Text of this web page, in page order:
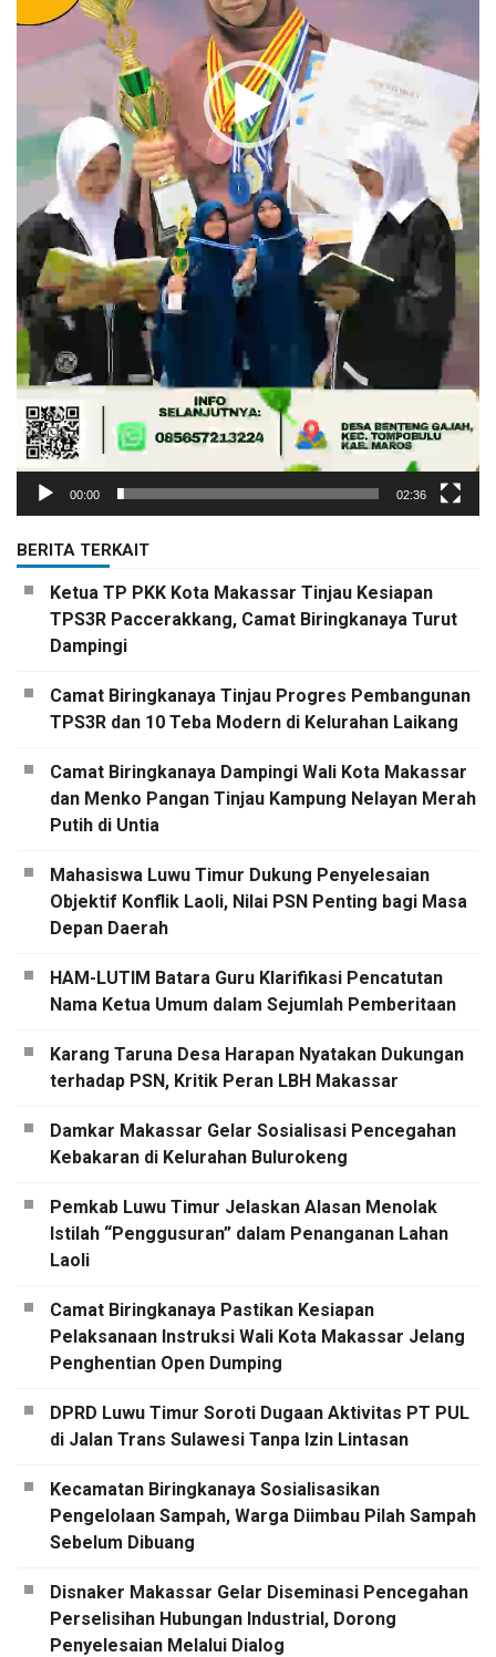
00:00 02:36
BERITA TERKAIT
Ketua TP PKK Kota Makassar Tinjau Kesiapan
TPS3R Paccerakkang, Camat Biringkanaya Turut
Dampingi
Camat Biringkanaya Tinjau Progres Pembangunan
TPS3R dan 10 Teba Modern di Kelurahan Laikang
Camat Biringkanaya Dampingi Wali Kota Makassar
dan Menko Pangan Tinjau Kampung Nelayan Merah
Putih di Untia
Mahasiswa Luwu Timur Dukung Penyelesaian
Objektif Konflik Laoli, Nilai PSN Penting bagi Masa
Depan Daerah
HAM-LUTIM Batara Guru Klarifikasi Pencatutan
Nama Ketua Umum dalam Sejumlah Pemberitaan
Karang Taruna Desa Harapan Nyatakan Dukungan
terhadap PSN, Kritik Peran LBH Makassar
Damkar Makassar Gelar Sosialisasi Pencegahan
Kebakaran di Kelurahan Bulurokeng
Pemkab Luwu Timur Jelaskan Alasan Menolak
Istilah “Penggusuran” dalam Penanganan Lahan
Laoli
Camat Biringkanaya Pastikan Kesiapan
Pelaksanaan Instruksi Wali Kota Makassar Jelang
Penghentian Open Dumping
DPRD Luwu Timur Soroti Dugaan Aktivitas PT PUL
di Jalan Trans Sulawesi Tanpa Izin Lintasan
Kecamatan Biringkanaya Sosialisasikan
Pengelolaan Sampah, Warga Diimbau Pilah Sampah
Sebelum Dibuang
Disnaker Makassar Gelar Diseminasi Pencegahan
Perselisihan Hubungan Industrial, Dorong
Penyelesaian Melalui Dialog